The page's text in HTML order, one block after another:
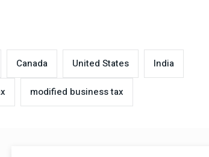
Canada United States India
modified business tax